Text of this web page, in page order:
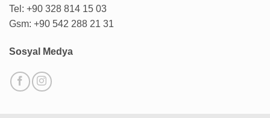
Tel: +90 328 814 15 03
Gsm: +90 542 288 21 31
Sosyal Medya